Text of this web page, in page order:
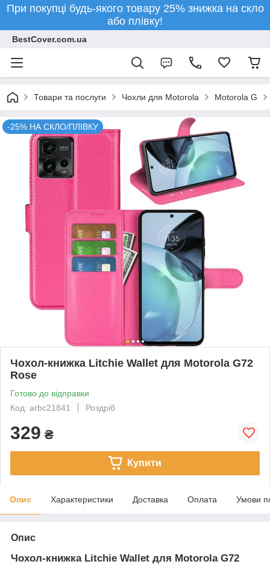
При покупці будь-якого товару 25% знижка на скло
або плівку!
BestCover.com.ua
Товари та послуги Чохли для Motorola Motorola G
-25% НА СКЛО/ПЛІВКУ
Чохол-книжка Litchie Wallet для Motorola G72
Rose
Готово до відправки
Код: arbc21841
Роздріб
329 ₴
Купити
Опис Характеристики Доставка Оплата Умови
Опис
Чохол-книжка Litchie Wallet для Motorola G72